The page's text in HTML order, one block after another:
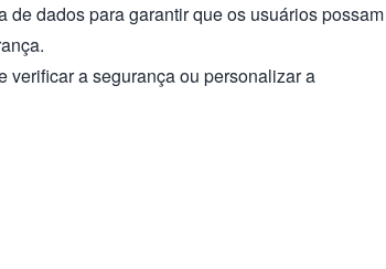
de dados para garantir que os usuários possam
verificar a segurança ou personalizar a